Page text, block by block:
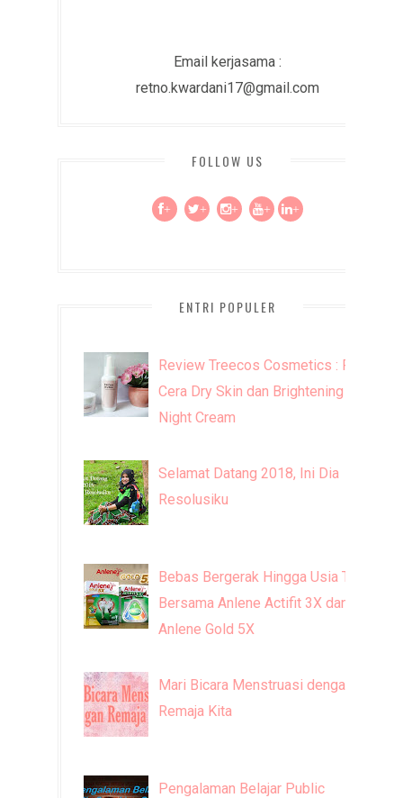
Email kerjasama :
retno.kwardani17@gmail.com
FOLLOW US
+ + + + +
ENTRI POPULER
Review Treecos Cosmetics : FW
Cera Dry Skin dan Brightening
Night Cream
Selamat Datang 2018, Ini Dia
Resolusiku
Bebas Bergerak Hingga Usia Tua
Bersama Anlene Actifit 3X dan
Anlene Gold 5X
Mari Bicara Menstruasi dengan
Remaja Kita
Pengalaman Belajar Public